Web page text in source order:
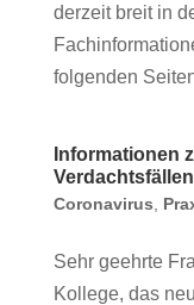
derzeit breit in
folgenden
Informationen
Coronavirus
Sehr geehrte
Kollege, das